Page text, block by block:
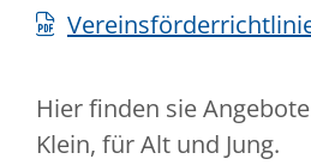
Hier finden sie
Klein, für Alt und Jung.